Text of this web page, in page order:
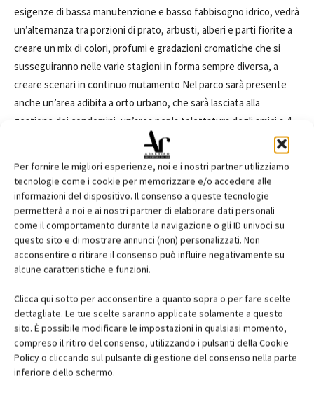
Per fornire le migliori esperienze, noi e i nostri partner utilizziamo
tecnologie come i cookie per memorizzare e/o accedere alle
informazioni del dispositivo. Il consenso a queste tecnologie
permetterà a noi e ai nostri partner di elaborare dati personali
come il comportamento durante la navigazione o gli ID univoci su
questo sito e di mostrare annunci (non) personalizzati. Non
acconsentire o ritirare il consenso può influire negativamente su
alcune caratteristiche e funzioni.
Clicca qui sotto per acconsentire a quanto sopra o per fare scelte
dettagliate. Le tue scelte saranno applicate solamente a questo
sito. È possibile modificare le impostazioni in qualsiasi momento,
compreso il ritiro del consenso, utilizzando i pulsanti della Cookie
Policy o cliccando sul pulsante di gestione del consenso nella parte
inferiore dello schermo.
esigenze di bassa manutenzione e basso fabbisogno idrico, vedrà
un’alternanza tra porzioni di prato, arbusti, alberi e parti fiorite a
creare un mix di colori, profumi e gradazioni cromatiche che si
susseguiranno nelle varie stagioni in forma sempre diversa, a
creare scenari in continuo mutamento Nel parco sarà presente
anche un’area adibita a orto urbano, che sarà lasciata alla
gestione dei condomini, un’area per la tolettatura degli amici a 4
zampe oltre che un’area attrezzata per bambini, sia in che
In Park Towers architettura di dettaglio, rispettosa del vivere
urbano ai più alti livelli, strizza l’occhio a soluzioni
tecnologicamente avanzate che mirano al rispetto ambientale, al
controllo dei costi di gestione e alla totale personalizzazione degli
spazi abitativi.
dettagli con finiture di pregio. I futuri inquilini potranno
acquistare l’interior pack Poliformper gli arredi di cucina, zona
giorno e zona notte. Per i bagni il partner scelto da Bluestone è
inveceIdeal Standard. Mentre per l’arredo dell’outdoor è stato
siglato un accordo con